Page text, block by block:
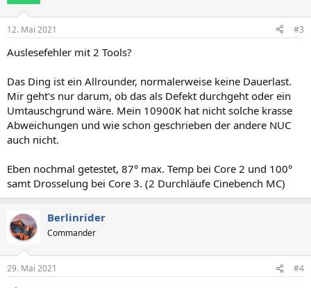
12. Mai 2021 #3
Auslesefehler mit 2 Tools?
Das Ding ist ein Allrounder, normalerweise keine Dauerlast.
Mir geht's nur darum, ob das als Defekt durchgeht oder ein
Umtauschgrund wäre. Mein 10900K hat nicht solche krasse
Abweichungen und wie schon geschrieben der andere NUC
auch nicht.
Eben nochmal getestet, 87° max. Temp bei Core 2 und 100°
samt Drosselung bei Core 3. (2 Durchläufe Cinebench MC)
Berlinrider
Commander
29. Mai 2021 #4